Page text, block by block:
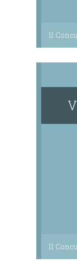
II
II